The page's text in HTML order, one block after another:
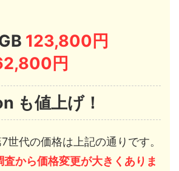
123,800円
円
も値上げ！
世代の価格は上記の通りです。
から価格変更が大きくありま